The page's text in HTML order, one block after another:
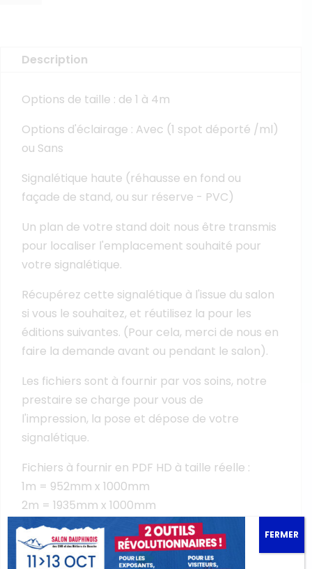
Description
Options de taille : de 1 à 4m
Options d'éclairage : Avec (1 spot déporté /ml)
ou Sans
Signalétique haute (réhausse en fond ou
façade de stand, ou sur réserve - PVC)
Un plan de votre stand doit nous être transmis
pour localiser l'emplacement souhaité pour
votre signalétique.
Récupérez cette signalétique à l'issue du salon
si vous le souhaitez, et réutilisez la pour les
éditions suivantes. (Pour cela, merci de nous en
faire la demande avant ou pendant le salon).
Les fichiers sont à fournir par vos soins, notre
prestaire se charge pour vous de
l'impression, la pose et dépose de votre
signalétique.
Fichiers à fournir en PDF HD à taille réelle :
1m = 952mm x 1000mm
2m = 1935mm x 1000mm
3m = 2920mm x 1000mm
4m = 3905mm x 1000mm
FERMER